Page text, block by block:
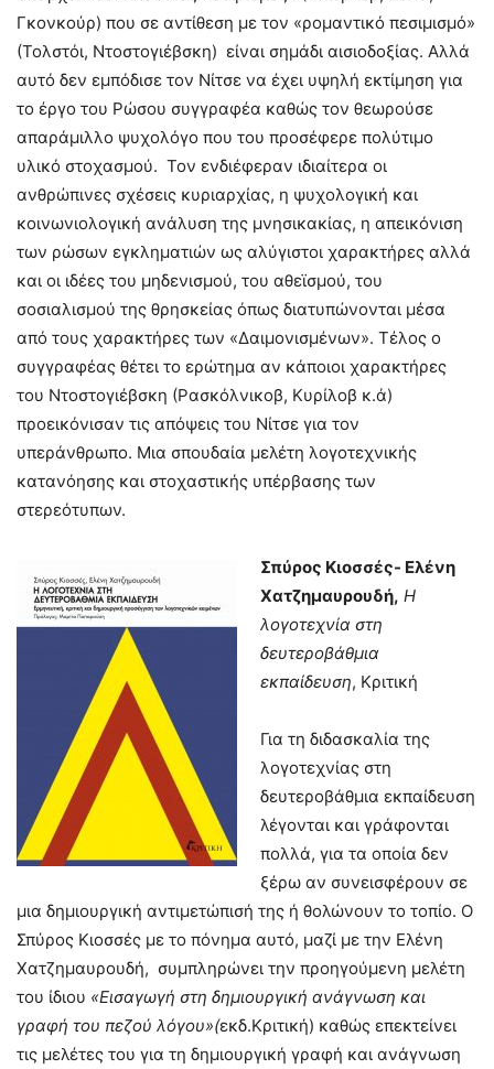
Γκονκούρ) που σε αντίθεση με τον «ρομαντικό πεσιμισμό»
(Τολστόι, Ντοστογιέβσκη) είναι σημάδι αισιοδοξίας. Αλλά
αυτό δεν εμπόδισε τον Νίτσε να έχει υψηλή εκτίμηση για
το έργο του Ρώσου συγγραφέα καθώς τον θεωρούσε
απαράμιλλο ψυχολόγο που του προσέφερε πολύτιμο
υλικό στοχασμού. Τον ενδιέφεραν ιδιαίτερα οι
ανθρώπινες σχέσεις κυριαρχίας, η ψυχολογική και
κοινωνιολογική ανάλυση της μνησικακίας, η απεικόνιση
των ρώσων εγκληματιών ως αλύγιστοι χαρακτήρες αλλά
και οι ιδέες του μηδενισμού, του αθεϊσμού, του
σοσιαλισμού της θρησκείας όπως διατυπώνονται μέσα
από τους χαρακτήρες των «Δαιμονισμένων». Τέλος ο
συγγραφέας θέτει το ερώτημα αν κάποιοι χαρακτήρες
του Ντοστογιέβσκη (Ρασκόλνικοβ, Κυρίλοβ κ.ά)
προεικόνισαν τις απόψεις του Νίτσε για τον
υπεράνθρωπο. Μια σπουδαία μελέτη λογοτεχνικής
κατανόησης και στοχαστικής υπέρβασης των
στερεότυπων.
Σπύρος Κιοσσές- Ελένη
Χατζημαυρουδή, Η
λογοτεχνία στη
δευτεροβάθμια
εκπαίδευση, Κριτική
Για τη διδασκαλία της
λογοτεχνίας στη
δευτεροβάθμια εκπαίδευση
λέγονται και γράφονται
πολλά, για τα οποία δεν
ξέρω αν συνεισφέρουν σε
μια δημιουργική αντιμετώπισή της ή θολώνουν το τοπίο. Ο
Σπύρος Κιοσσές με το πόνημα αυτό, μαζί με την Ελένη
Χατζημαυρουδή, συμπληρώνει την προηγούμενη μελέτη
του ίδιου «Εισαγωγή στη δημιουργική ανάγνωση και
γραφή του πεζού λόγου»(εκδ.Κριτική) καθώς επεκτείνει
τις μελέτες του για τη δημιουργική γραφή και ανάγνωση